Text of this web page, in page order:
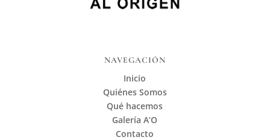
NAVEGACIÓN
Inicio
Quiénes Somos
Qué hacemos
Galería A’O
Contacto